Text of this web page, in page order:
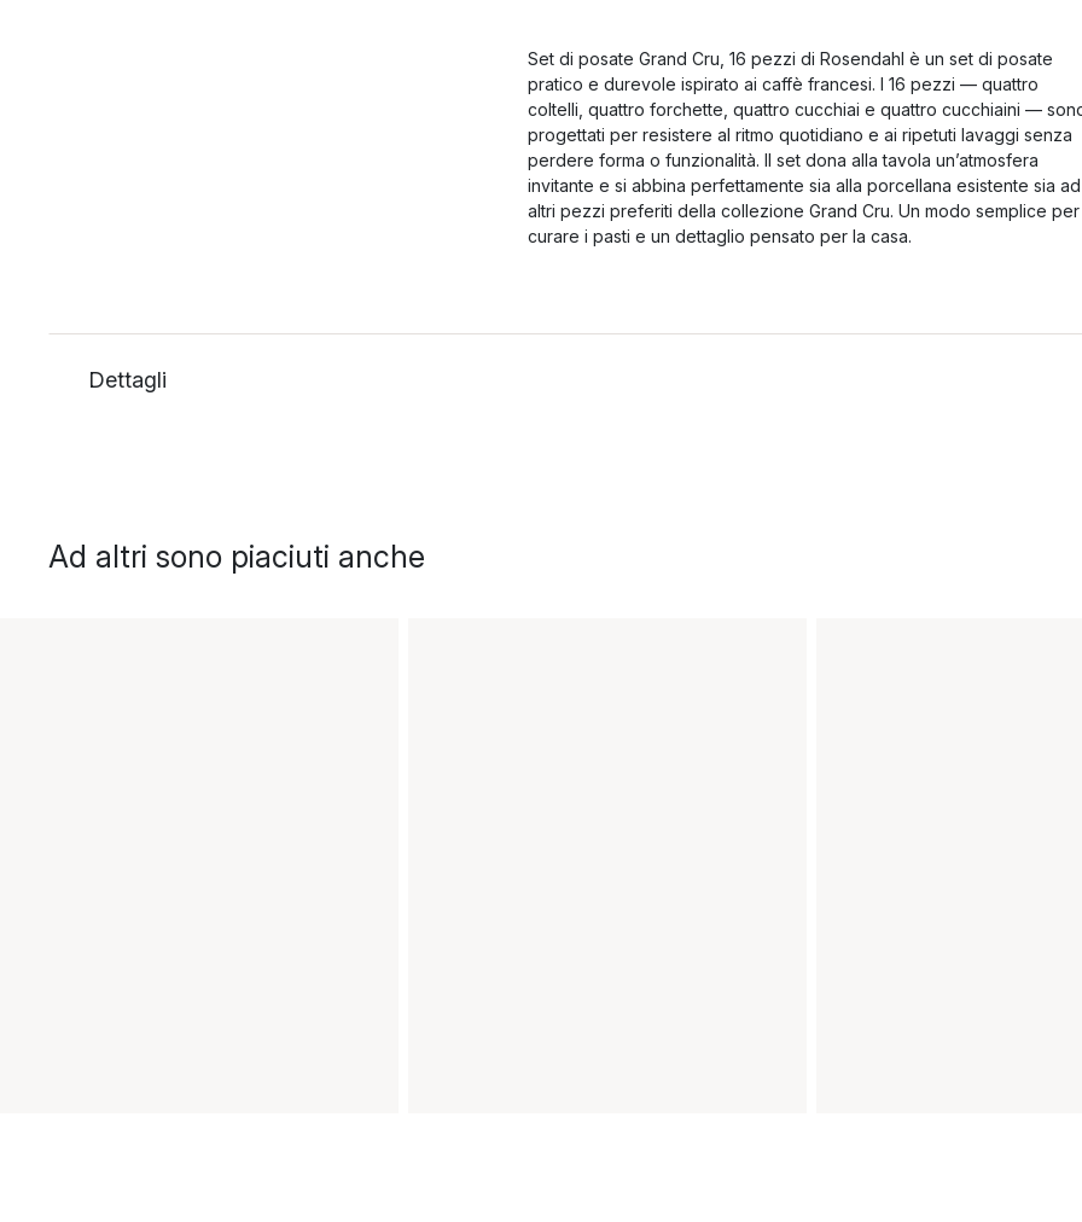
Set di posate Grand Cru, 16 pezzi di Rosendahl è un set di posate
pratico e durevole ispirato ai caffè francesi. I 16 pezzi — quattro
coltelli, quattro forchette, quattro cucchiai e quattro cucchiaini —
progettati per resistere al ritmo quotidiano e ai ripetuti lavaggi senza
perdere forma o funzionalità. Il set dona alla tavola un’atmosfera
invitante e si abbina perfettamente sia alla porcellana esistente sia ad
altri pezzi preferiti della collezione Grand Cru. Un modo semplice per
curare i pasti e un dettaglio pensato per la casa.
Dettagli
Ad altri sono piaciuti anche